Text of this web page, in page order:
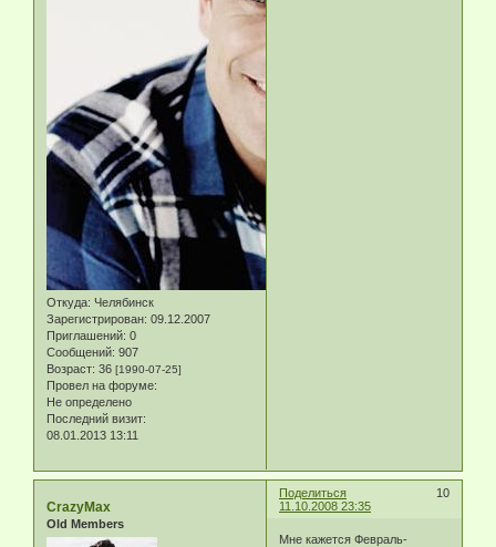
Откуда: Челябинск
Зарегистрирован: 09.12.2007
Приглашений: 0
Сообщений: 907
Возраст: 36 [1990-07-25]
Провел на форуме:
Не определено
Последний визит:
08.01.2013 13:11
Поделиться
10
11.10.2008 23:35
CrazyMax
Old Members
Мне кажется Февраль-